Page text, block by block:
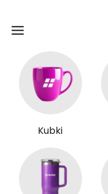
Kubki